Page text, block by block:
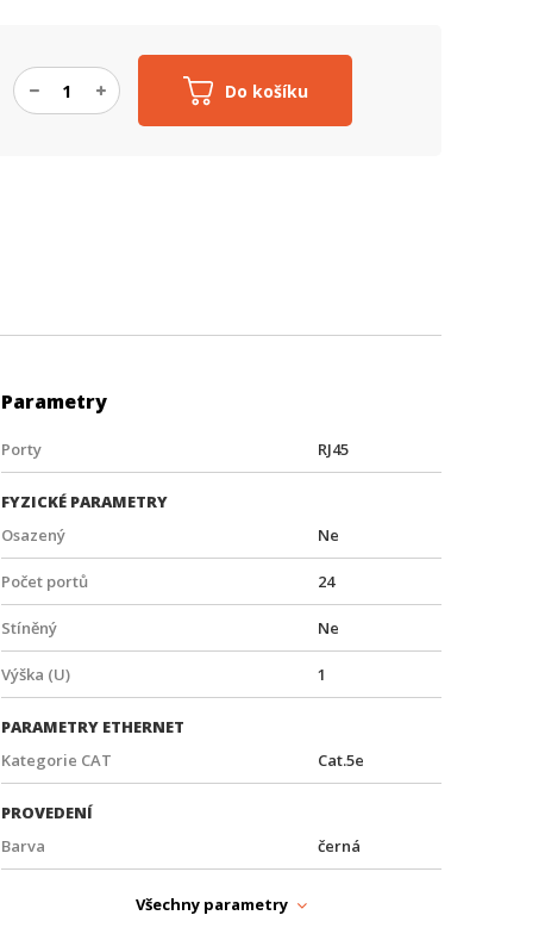
Do košíku
Parametry
Porty RJ45
FYZICKÉ PARAMETRY
Osazený
Ne
Počet portů 24
Stíněný Ne
Výška (U) 1
PARAMETRY ETHERNET
Kategorie CAT
Cat.5e
PROVEDENÍ
Barva
černá
Všechny parametry